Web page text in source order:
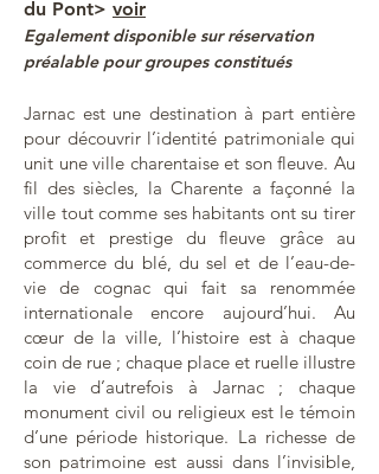
du Pont> voir
Egalement disponible sur réservation
préalable pour groupes constitués
Jarnac est une destination à part entière
pour découvrir l’identité patrimoniale qui
unit une ville charentaise et son fleuve. Au
fil des siècles, la Charente a façonné la
ville tout comme ses habitants ont su tirer
profit et prestige du fleuve grâce au
commerce du blé, du sel et de l’eau-de-
vie de cognac qui fait sa renommée
internationale encore aujourd’hui. Au
cœur de la ville, l’histoire est à chaque
coin de rue ; chaque place et ruelle illustre
la vie d’autrefois à Jarnac ; chaque
monument civil ou religieux est le témoin
d’une période historique. La richesse de
son patrimoine est aussi dans l’invisible,